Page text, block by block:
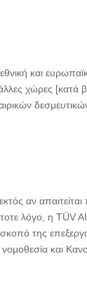
και
χώρες [κατά
αν
λόγο, η TÜV
της
και